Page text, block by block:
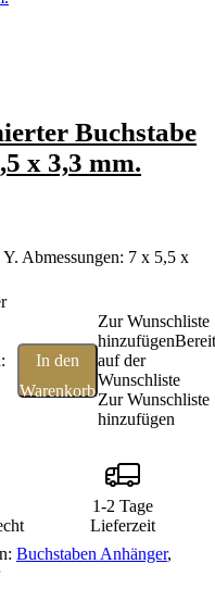
Buchstabe
x 3,3 mm.
Abmessungen: 7 x 5,5 x
In den
Warenkorb
Zur Wunschliste
hinzufügen
auf der
Wunschliste
Zur Wunschliste
hinzufügen
1-2 Tage
Lieferzeit
Buchstaben Anhänger,